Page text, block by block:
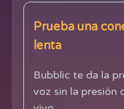
Prueba una
lenta
Bubblic te da la
voz sin la presión